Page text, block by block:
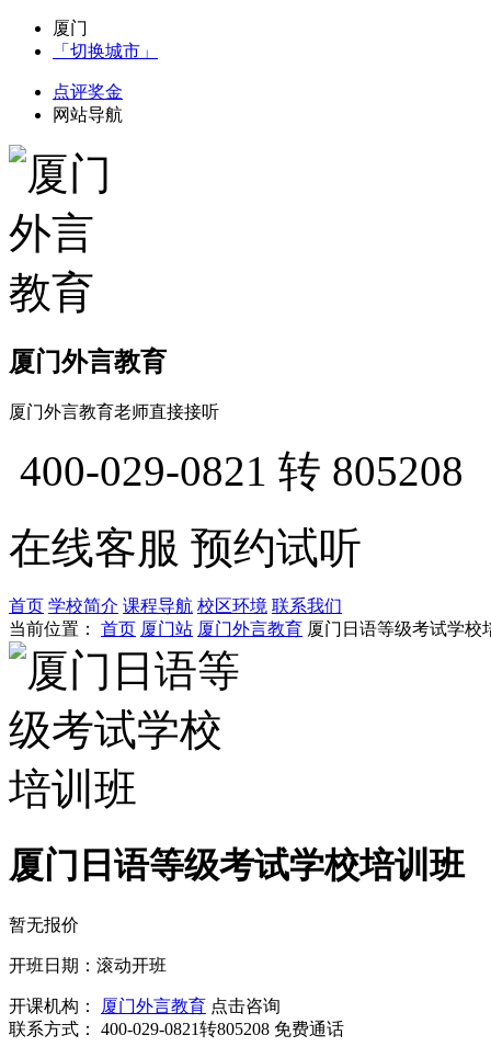
厦门
「切换城市」
点评奖金
网站导航
厦门外言教育
厦门外言教育老师直接接听
400-029-0821 转 805208
在线客服 预约试听
首页 学校简介 课程导航 校区环境 联系我们
当前位置：
首页 厦门站 厦门外言教育 厦门日语等级考试学校
厦门日语等级考试学校培训班
暂无报价
开班日期：滚动开班
开课机构： 厦门外言教育 点击咨询
联系方式：
400-029-0821转805208 免费通话